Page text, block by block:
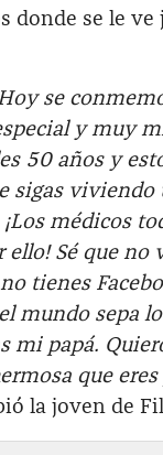
donde se le ve
se
y muy
50 años y
sigas viviendo
médicos
Sé que no
tienes
mundo sepa
mi papá.
que
la joven de